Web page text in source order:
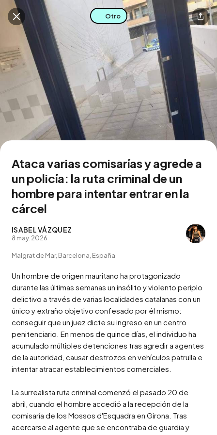
Descarga la app
Buscar en esta zona
Otro
Ataca varias comisarías y agrede a
un policía: la ruta criminal de un
hombre para intentar entrar en la
cárcel
ISABEL VÁZQUEZ
8 may. 2026
Malgrat de Mar, Barcelona, España
Un hombre de origen mauritano ha protagonizado
durante las últimas semanas un insólito y violento periplo
delictivo a través de varias localidades catalanas con un
único y extraño objetivo confesado por él mismo:
conseguir que un juez dicte su ingreso en un centro
penitenciario. En menos de quince días, el individuo ha
acumulado múltiples detenciones tras agredir a agentes
de la autoridad, causar destrozos en vehículos patrulla e
intentar atracar establecimientos comerciales.
La surrealista ruta criminal comenzó el pasado 20 de
abril, cuando el hombre accedió a la recepción de la
comisaría de los Mossos d'Esquadra en Girona. Tras
acercarse al agente que se encontraba de guardia y